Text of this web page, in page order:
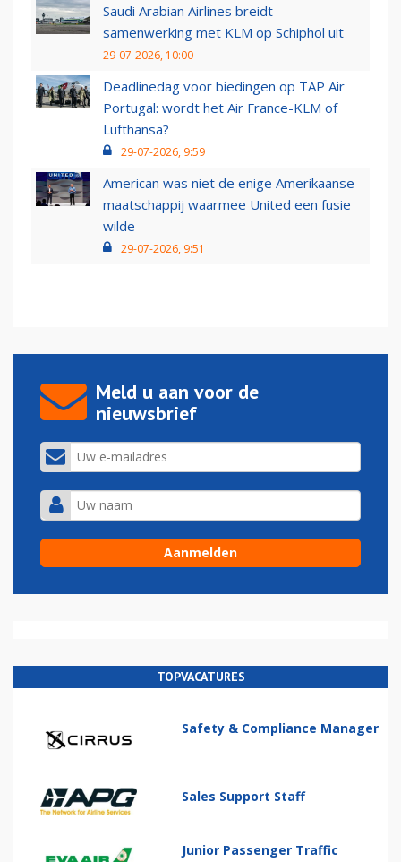
Saudi Arabian Airlines breidt
samenwerking met KLM op Schiphol uit
29-07-2026, 10:00
Deadlinedag voor biedingen op TAP Air
Portugal: wordt het Air France-KLM of
Lufthansa?
29-07-2026, 9:59
American was niet de enige Amerikaanse
maatschappij waarmee United een fusie
wilde
29-07-2026, 9:51
Meld u aan voor de
nieuwsbrief
TOPVACATURES
Safety & Compliance Manager
Sales Support Staff
Junior Passenger Traffic